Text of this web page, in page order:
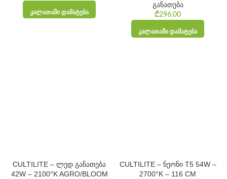
ᲙᲐᲚᲐᲗᲐᲨᲘ ᲓᲐᲛᲐᲢᲔᲑᲐ
განათება
₾296.00
ᲙᲐᲚᲐᲗᲐᲨᲘ ᲓᲐᲛᲐᲢᲔᲑᲐ
CULTILITE – ლედ განათება
42W – 2100°K AGRO/BLOOM
CULTILITE – ნეონი T5 54W –
2700°K – 116 CM